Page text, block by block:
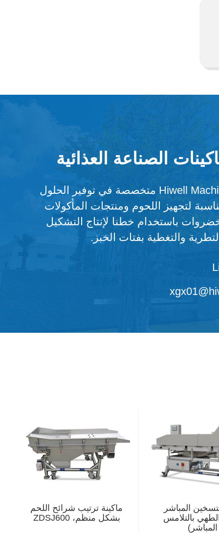
الصناعة العذائية
شركة Hiwell Machinery متخصصة في توفير الحلول
لتجهيز اللحوم ومنتجات المأكولات
باستخدام خطنا لإنتاج التشكيل
والتغطية بفتات الخبز.
المباشر
بالتلامس
المباشر)
ماكينة ترتيب شرائح اللحم
بشكل منظم، ZDSJ600